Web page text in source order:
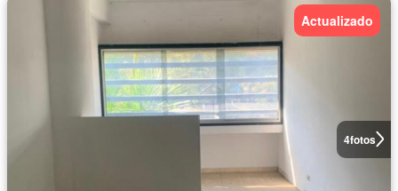
4fotos
Actualizado